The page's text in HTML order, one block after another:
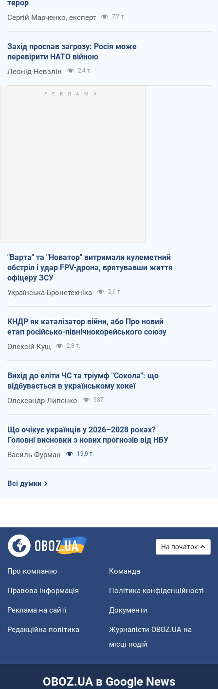
терор
Сергій Марченко, експерт 7,7 т.
Захід проспав загрозу: Росія може
перевірити НАТО війною
Леонід Невзлін 2,4 т.
"Варта" та "Новатор" витримали кулеметний
обстріл і удар FPV-дрона, врятувавши життя
офіцеру ЗСУ
Українська Бронетехніка 2,6 т.
КНДР як каталізатор війни, або Про новий
етап російсько-північнокорейського союзу
Олексій Кущ 2,8 т.
Вихід до еліти ЧС та тріумф "Сокола": що
відбувається в українському хокеї
Олександр Липенко 987
Що очікує українців у 2026–2028 роках?
Головні висновки з нових прогнозів від НБУ
Василь Фурман 19,9 т.
Всі думки
На початок
Про компанію Команда
Правова інформація Політика конфіденційності
Реклама на сайті Документи
Редакційна політика
Журналісти OBOZ.UA на
місці подій
OBOZ.UA в Google News